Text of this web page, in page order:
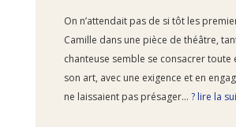
On n’attendait pas de si tôt les
Camille dans une pièce de théâtre,
chanteuse semble se consacrer toute
son art, avec une exigence et en
ne laissaient pas présager… ? lire la